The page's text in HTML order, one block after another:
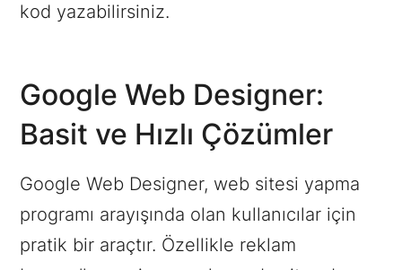
kod yazabilirsiniz.
Google Web Designer:
Basit ve Hızlı Çözümler
Google Web Designer, web sitesi yapma
programı arayışında olan kullanıcılar için
pratik bir araçtır. Özellikle reklam